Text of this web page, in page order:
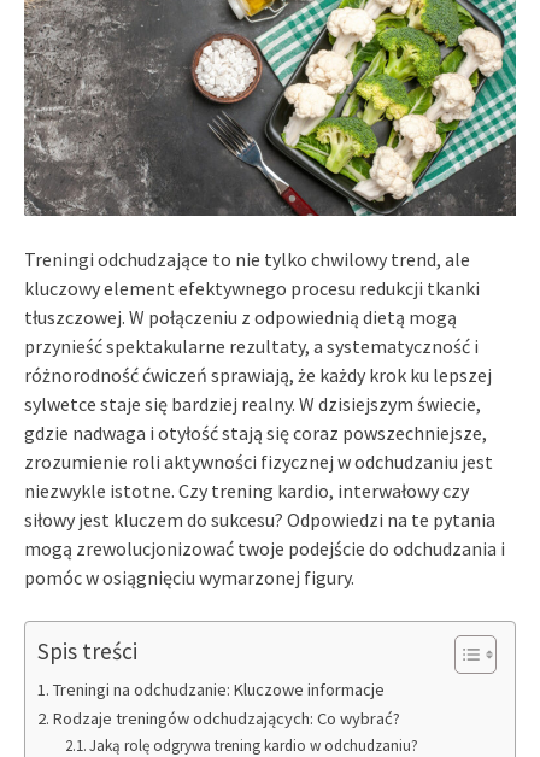
Treningi odchudzające to nie tylko chwilowy trend, ale
kluczowy element efektywnego procesu redukcji tkanki
tłuszczowej. W połączeniu z odpowiednią dietą mogą
przynieść spektakularne rezultaty, a systematyczność i
różnorodność ćwiczeń sprawiają, że każdy krok ku lepszej
sylwetce staje się bardziej realny. W dzisiejszym świecie,
gdzie nadwaga i otyłość stają się coraz powszechniejsze,
zrozumienie roli aktywności fizycznej w odchudzaniu jest
niezwykle istotne. Czy trening kardio, interwałowy czy
siłowy jest kluczem do sukcesu? Odpowiedzi na te pytania
mogą zrewolucjonizować twoje podejście do odchudzania i
pomóc w osiągnięciu wymarzonej figury.
Spis treści
Treningi na odchudzanie: Kluczowe informacje
Rodzaje treningów odchudzających: Co wybrać?
Jaką rolę odgrywa trening kardio w odchudzaniu?